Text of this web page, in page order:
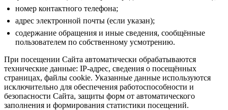
номер контактного телефона;
адрес электронной почты (если указан);
содержание обращения и иные сведения, сообщённые
пользователем по собственному усмотрению.
При посещении Сайта автоматически обрабатываются
технические данные: IP-адрес, сведения о посещённых
страницах, файлы cookie. Указанные данные используются
исключительно для обеспечения работоспособности и
безопасности Сайта, защиты форм от автоматического
заполнения и формирования статистики посещений.